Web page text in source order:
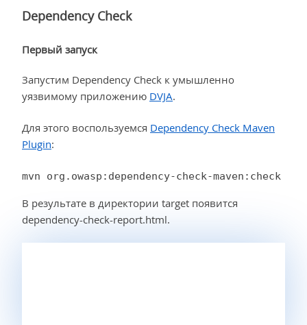
Dependency Check
Первый запуск
Запустим Dependency Check к умышленно
уязвимому приложению DVJA.
Для этого воспользуемся Dependency Check Maven
Plugin:
mvn org.owasp:dependency-check-maven:check
В результате в директории target появится
dependency-check-report.html.